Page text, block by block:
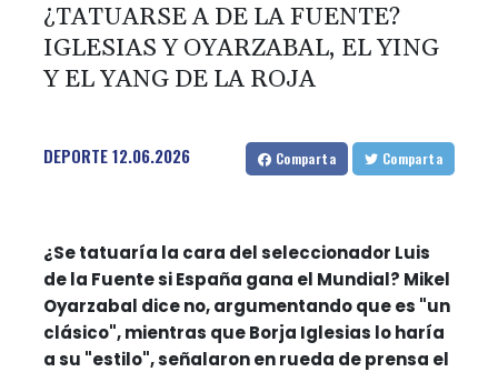
¿TATUARSE A DE LA FUENTE?
IGLESIAS Y OYARZABAL, EL YING
Y EL YANG DE LA ROJA
DEPORTE12.06.2026 Comparta Comparta
¿Se tatuaría la cara del seleccionador Luis
de la Fuente si España gana el Mundial? Mikel
Oyarzabal dice no, argumentando que es "un
clásico", mientras que Borja Iglesias lo haría
a su "estilo", señalaron en rueda de prensa el